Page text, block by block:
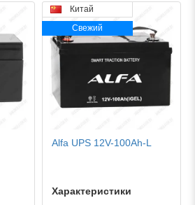
Китай
Свежий
Alfa UPS 12V-100Ah-L
Характеристики